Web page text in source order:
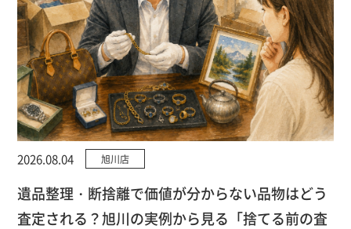
2026.08.04 旭川店
遺品整理・断捨離で価値が分からない品物はどう
査定される？旭川の実例から見る「捨てる前の査